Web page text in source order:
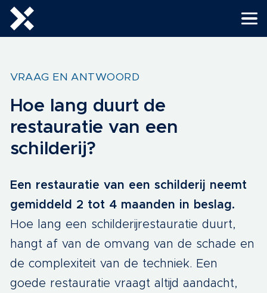
VRAAG EN ANTWOORD
Hoe lang duurt de
restauratie van een
schilderij?
Een restauratie van een schilderij neemt
gemiddeld 2 tot 4 maanden in beslag.
Hoe lang een schilderijrestauratie duurt,
hangt af van de omvang van de schade en
de complexiteit van de techniek. Een
goede restauratie vraagt altijd aandacht,